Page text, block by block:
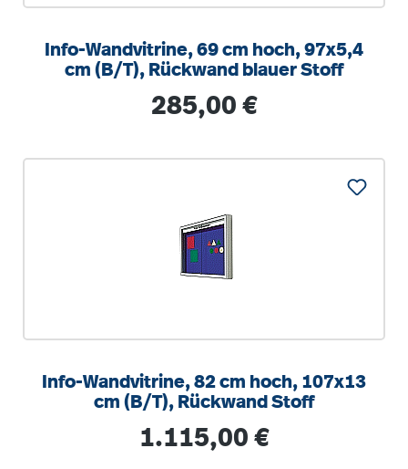
Info-Wandvitrine, 69 cm hoch, 97x5,4
cm (B/T), Rückwand blauer Stoff
Regulärer Preis:
285,00 €
Info-Wandvitrine, 82 cm hoch, 107x13
cm (B/T), Rückwand Stoff
Regulärer Preis:
1.115,00 €